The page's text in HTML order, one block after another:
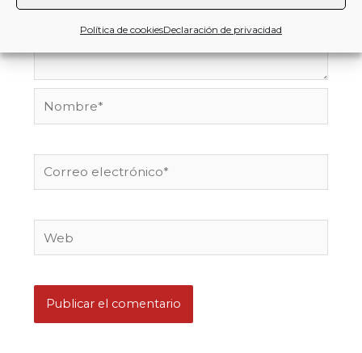
Política de cookiesDeclaración de privacidad
Nombre*
Correo
electrónico*
Web